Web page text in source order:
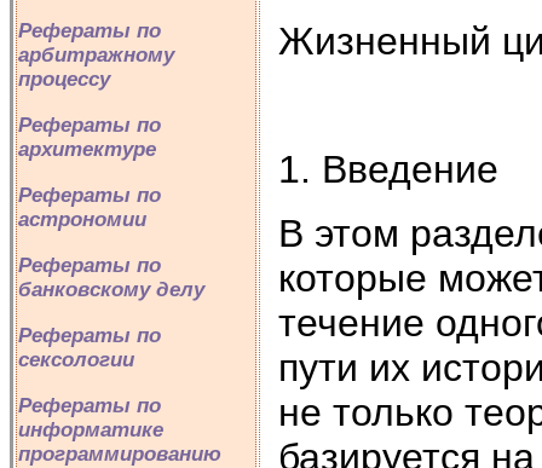
Рефераты по
арбитражному
процессу
Рефераты по
архитектуре
Рефераты по
астрономии
Рефераты по
банковскому делу
Рефераты по
сексологии
Рефераты по
информатике
программированию
Жизненный
1. Введение
В этом
которые
течение
пути их
не только
базируется